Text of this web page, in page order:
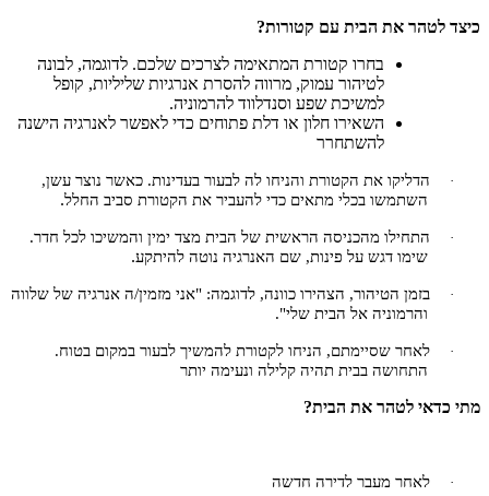
כיצד לטהר את הבית עם קטורות?
בחרו קטורת המתאימה לצרכים שלכם. לדוגמה, לבונה
לטיהור עמוק, מרווה להסרת אנרגיות שליליות, קופל
למשיכת שפע וסנדלווד להרמוניה.
השאירו חלון או דלת פתוחים כדי לאפשר לאנרגיה הישנה
להשתחרר
·
הדליקו את הקטורת והניחו לה לבעור בעדינות. כאשר נוצר עשן,
השתמשו בכלי מתאים כדי להעביר את הקטורת סביב החלל.
·
התחילו מהכניסה הראשית של הבית מצד ימין והמשיכו לכל חדר.
שימו דגש על פינות, שם האנרגיה נוטה להיתקע.
·
בזמן הטיהור, הצהירו כוונה, לדוגמה: "אני מזמין/ה אנרגיה של שלווה
והרמוניה אל הבית שלי."
·
לאחר שסיימתם, הניחו לקטורת להמשיך לבעור במקום בטוח.
התחושה בבית תהיה קלילה ונעימה יותר
מתי כדאי לטהר את הבית?
· לאחר מעבר לדירה חדשה